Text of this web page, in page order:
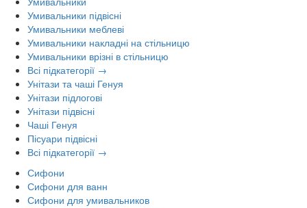
Умивальники підвісні
Умивальники меблеві
Умивальники накладні на стільницю
Умивальники врізні в стільницю
Всі підкатегорії →
Унітази та чаші Генуя
Унітази підлогові
Унітази підвісні
Чаші Генуя
Пісуари підвісні
Всі підкатегорії →
Сифони
Сифони для ванн
Сифони для умивальников